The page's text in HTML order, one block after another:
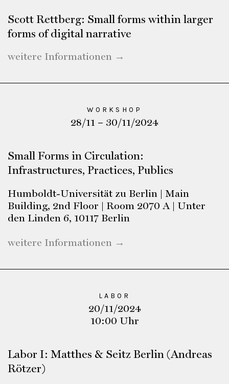
Scott Rettberg: Small forms within larger
forms of digital narrative
weitere Informationen →
WORKSHOP
28/11 – 30/11/2024
Small Forms in Circulation:
Infrastructures, Practices, Publics
Humboldt-Universität zu Berlin | Main
Building, 2nd Floor | Room 2070 A | Unter
den Linden 6, 10117 Berlin
weitere Informationen →
LABOR
20/11/2024
10:00 Uhr
Labor I: Matthes & Seitz Berlin (Andreas
Rötzer)